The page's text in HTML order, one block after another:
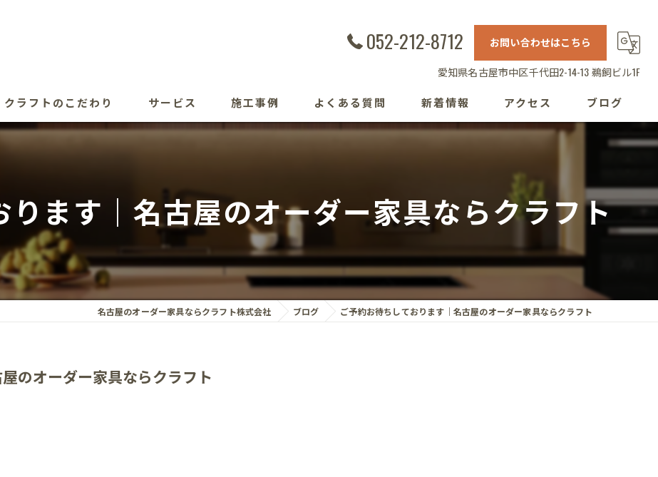
052-212-8712
お問い合わせはこちら
愛知県名古屋市中区千代田2-14-13 鵜飼ビル1F
クラフトのこだわり サービス 施工事例 よくある質問 新着情報 アクセス ブログ
ります｜名古屋のオーダー家具ならクラフト
名古屋のオーダー家具ならクラフト株式会社 ブログ ご予約お待ちしております｜名古屋のオーダー家具ならクラフト
のオーダー家具ならクラフト